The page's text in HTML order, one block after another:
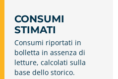
CONSUMI
STIMATI
Consumi riportati in
bolletta in assenza di
letture, calcolati sulla
base dello storico.